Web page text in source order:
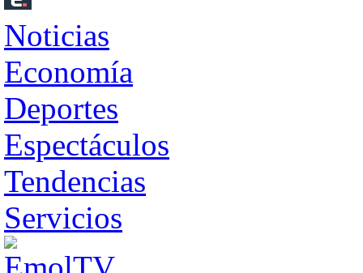
Noticias
Economía
Deportes
Espectáculos
Tendencias
Servicios